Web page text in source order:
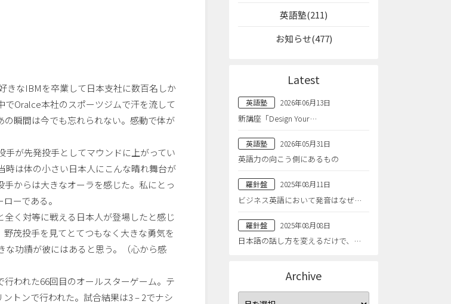
きなIBMを卒業して日本支社に数百名しか
Oralce本社のスポーツジムで汗を流して
瞬間は今でも忘れられない。感動で体が
が先発投手としてマウンドに上がってい
時は体の小さい日本人にこんな晴れ舞台が
からは大きなオーラを感じた。私にとっ
ーである。
く対等に戦える日本人が登場したと感じ
茂投手を見てとてつもなく大きな勇気を
功績が彼にはあると思う。（心から感
われた66回目のオールスターゲーム。テ
トンで行われた。試合結果は3 – 2でナシ
英語塾(211)
お知らせ(477)
Latest
英語塾 2026年06月13日
新講座「Design Your…
英語塾 2026年05月31日
英語力の向こう側にあるもの
羅針盤 2025年08月11日
ビジネス英語において発音はなぜ…
羅針盤 2025年08月08日
日本語の話し方を変えるだけで、…
Archive